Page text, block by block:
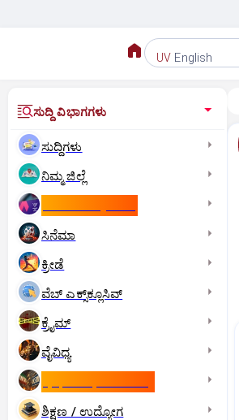
UV English
ಸುದ್ದಿ ವಿಭಾಗಗಳು
ಸುದ್ದಿಗಳು
ನಿಮ್ಮ ಜಿಲ್ಲೆ
ಸಿನೆಮಾ
ಕ್ರೀಡೆ
ವೆಬ್ ಎಕ್ಸ್‌ಕ್ಲೂಸಿವ್
ಕ್ರೈಮ್
ವೈವಿಧ್ಯ
ಶಿಕ್ಷಣ / ಉದ್ಯೋಗ